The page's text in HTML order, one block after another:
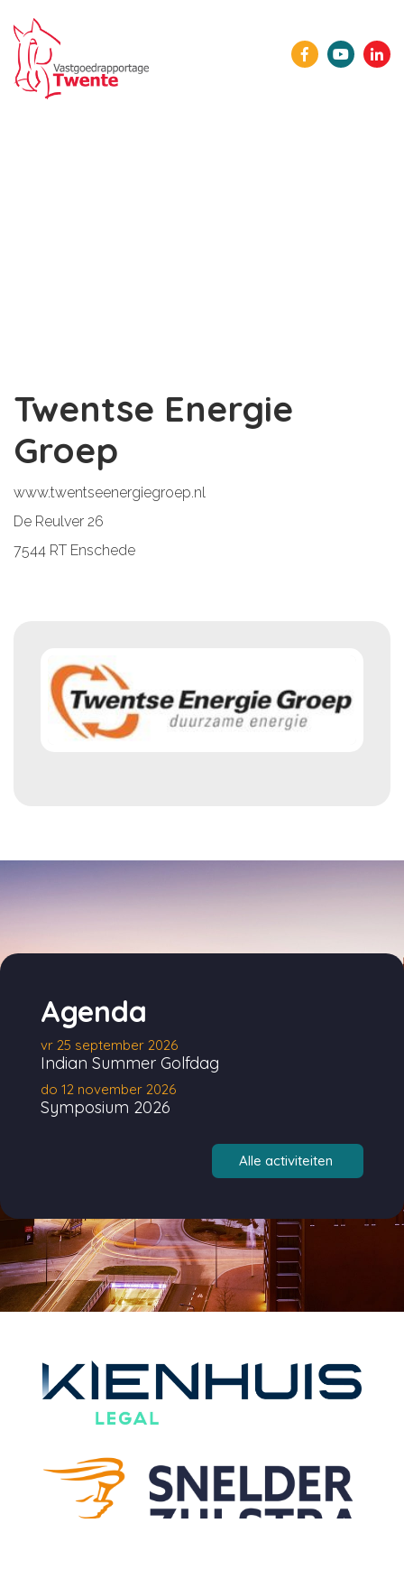
Twentse Energie
Groep
www.twentseenergiegroep.nl
De Reulver 26
7544 RT Enschede
Agenda
vr 25 september 2026
Indian Summer Golfdag
do 12 november 2026
Symposium 2026
Alle activiteiten